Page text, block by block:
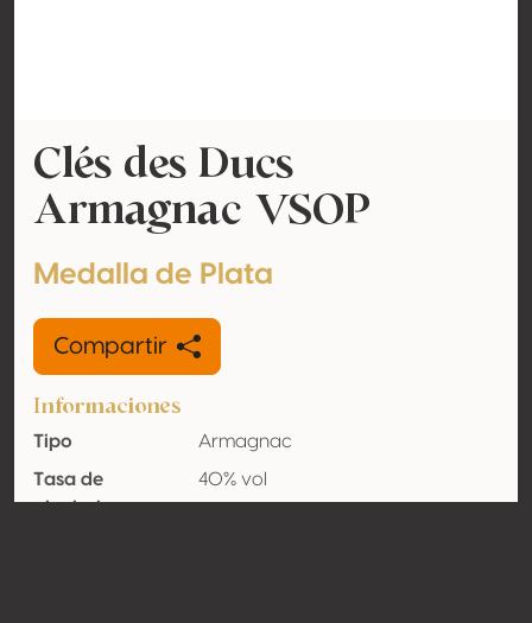
Clés des Ducs
Armagnac VSOP
Medalla de Plata
Compartir
Informaciones
Tipo
Armagnac
Tasa de
alcohol
40% vol